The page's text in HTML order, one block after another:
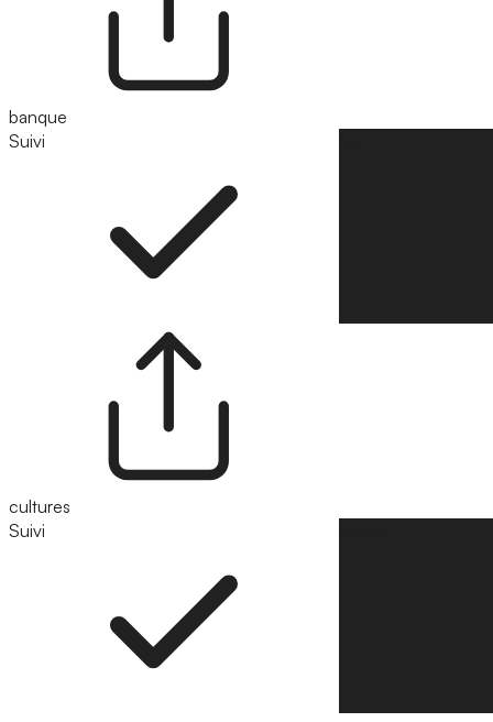
banque
Suivi
cultures
Suivi